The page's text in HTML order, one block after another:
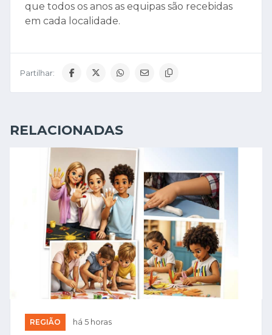
que todos os anos as equipas são recebidas
em cada localidade.
Partilhar:
RELACIONADAS
REGIÃO há 5 horas